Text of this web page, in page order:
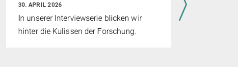
30. APRIL 2026
In unserer Interviewserie blicken wir
hinter die Kulissen der Forschung.